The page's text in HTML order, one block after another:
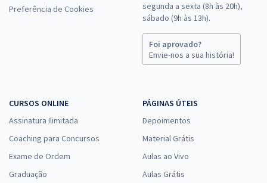
Preferência de Cookies
segunda a sexta (8h às 20h),
sábado (9h às 13h).
Foi aprovado?
Envie-nos a sua história!
CURSOS ONLINE
Assinatura Ilimitada
Coaching para Concursos
Exame de Ordem
Graduação
PÁGINAS ÚTEIS
Depoimentos
Material Grátis
Aulas ao Vivo
Aulas Grátis